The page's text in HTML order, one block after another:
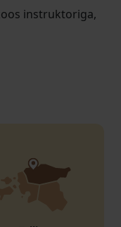
instruktoriga,